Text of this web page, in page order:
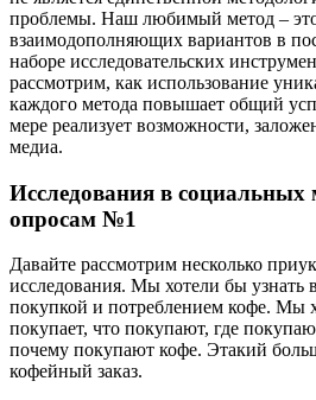
проблемы. Наш любимый метод –
взаимодополняющих вариантов в
наборе исследовательских
рассмотрим, как использование
каждого метода повышает общий
мере реализует возможности,
медиа.
Исследования в
опросам №1
Давайте рассмотрим несколько
исследования. Мы хотели бы узнать
покупкой и потреблением кофе. Мы
покупает, что покупают, где
почему покупают кофе. Этакий
кофейный заказ.